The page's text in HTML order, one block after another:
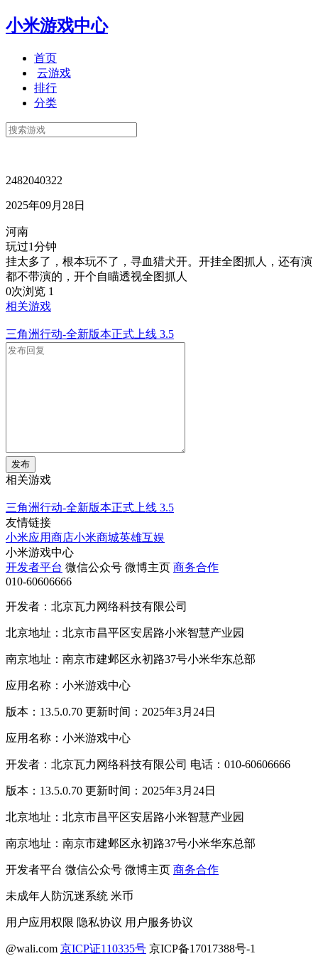
小米游戏中心
首页
云游戏
排行
分类
2482040322
2025年09月28日
河南
玩过1分钟
挂太多了，根本玩不了，寻血猎犬开。开挂全图抓人，还有演
都不带演的，开个自瞄透视全图抓人
0次浏览 1
相关游戏
三角洲行动-全新版本正式上线 3.5
发布
相关游戏
三角洲行动-全新版本正式上线 3.5
友情链接
小米应用商店小米商城英雄互娱
小米游戏中心
开发者平台 微信公众号 微博主页 商务合作
010-60606666
开发者：北京瓦力网络科技有限公司
北京地址：北京市昌平区安居路小米智慧产业园
南京地址：南京市建邺区永初路37号小米华东总部
应用名称：小米游戏中心
版本：13.5.0.70 更新时间：2025年3月24日
应用名称：小米游戏中心
开发者：北京瓦力网络科技有限公司 电话：010-60606666
版本：13.5.0.70 更新时间：2025年3月24日
北京地址：北京市昌平区安居路小米智慧产业园
南京地址：南京市建邺区永初路37号小米华东总部
开发者平台 微信公众号 微博主页 商务合作
未成年人防沉迷系统 米币
用户应用权限 隐私协议 用户服务协议
@wali.com 京ICP证110335号 京ICP备17017388号-1